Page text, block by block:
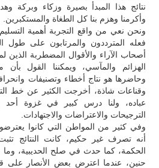
نتائج هذا المبدأ بصيرة وزكاء وبركة
وأكرمنا وهزم بنا كل الطغاة والمستكبرين.
ونحن نعي من واقع التجربة أهمية التسليم
فعله المترددون والمرتابون على طول
أصحاب الآراء والأقوال المضطربة الذين
الهزائم والمآسي، ويمكننا القول
وحاضرها هو نتاج أخطاء وتصنيفات
وقناعات شاذة، أخرجت الكثير عن خط
عباده، ولنا درس كبير في غزوة أحد
الترجيحات والاعتراضات والاجتهادات.
وفي كثير من المواطن التي كانوا
أنه تصرف غير حكيم، كانت النتائج
الحكمة، كما حدث في صلح الحديبية،
حنين، عندما اعترض بعض الأنصار على